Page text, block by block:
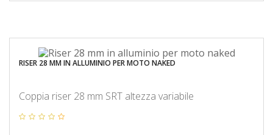
RISER 28 MM IN ALLUMINIO PER MOTO NAKED
Coppia riser 28 mm SRT altezza variabile